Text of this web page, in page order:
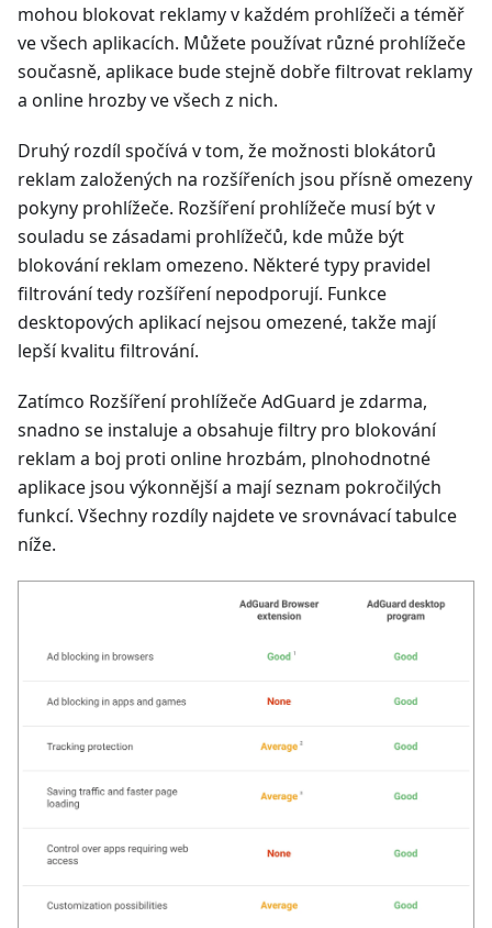
mohou blokovat reklamy v každém prohlížeči a téměř
ve všech aplikacích. Můžete používat různé prohlížeče
současně, aplikace bude stejně dobře filtrovat reklamy
a online hrozby ve všech z nich.
Druhý rozdíl spočívá v tom, že možnosti blokátorů
reklam založených na rozšířeních jsou přísně omezeny
pokyny prohlížeče. Rozšíření prohlížeče musí být v
souladu se zásadami prohlížečů, kde může být
blokování reklam omezeno. Některé typy pravidel
filtrování tedy rozšíření nepodporují. Funkce
desktopových aplikací nejsou omezené, takže mají
lepší kvalitu filtrování.
Zatímco Rozšíření prohlížeče AdGuard je zdarma,
snadno se instaluje a obsahuje filtry pro blokování
reklam a boj proti online hrozbám, plnohodnotné
aplikace jsou výkonnější a mají seznam pokročilých
funkcí. Všechny rozdíly najdete ve srovnávací tabulce
níže.